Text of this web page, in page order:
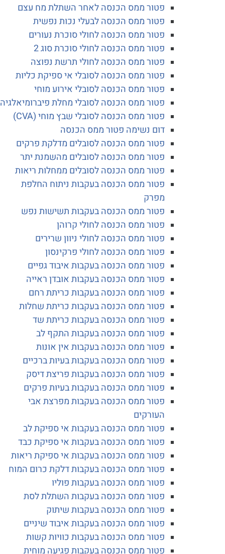
פטור ממס הכנסה לאחר השתלת מח עצם
פטור ממס הכנסה לבעלי נכות נפשית
פטור ממס הכנסה לחולי סוכרת נעורים
פטור ממס הכנסה לחולי סוכרת סוג 2
פטור ממס הכנסה לחולי תרשת נפוצה
פטור ממס הכנסה לסובלי אי ספיקת כליות
פטור ממס הכנסה לסובלי אירוע מוחי
פטור ממס הכנסה לסובלי מחלת פיברומיאלגיה
פטור ממס הכנסה לסובלי שבץ מוחי (CVA)
דום נשימה פטור ממס הכנסה
פטור ממס הכנסה לסובלים מדלקת פרקים
פטור ממס הכנסה לסובלים מהשמנת יתר
פטור ממס הכנסה לסובלים ממחלות ריאות
פטור ממס הכנסה בעקבות ניתוח החלפת
פטור ממס הכנסה בעקבות תשישות נפש
פטור ממס הכנסה לחולי קרוהן
פטור ממס הכנסה לחולי ניוון שרירים
פטור ממס הכנסה לחולי פרקינסון
פטור ממס הכנסה בעקבות איבוד גפיים
פטור ממס הכנסה בעקבות אובדן ראייה
פטור ממס הכנסה בעקבות כריתת רחם
פטור ממס הכנסה בעקבות כריתת שחלות
פטור ממס הכנסה בעקבות כריתת שד
פטור ממס הכנסה בעקבות התקף לב
פטור ממס הכנסה בעקבות אין אונות
פטור ממס הכנסה בעקבות בעיות ברכיים
פטור ממס הכנסה בעקבות פריצת דיסק
פטור ממס הכנסה בעקבות בעיות פרקים
פטור ממס הכנסה בעקבות מפרצת אבי
העורקים
פטור ממס הכנסה בעקבות אי ספיקת לב
פטור ממס הכנסה בעקבות אי ספיקת כבד
פטור ממס הכנסה בעקבות אי ספיקת ריאות
פטור ממס הכנסה בעקבות דלקת כרום המוח
פטור ממס הכנסה בעקבות פוליו
פטור ממס הכנסה בעקבות השתלת לסת
פטור ממס הכנסה בעקבות שיתוק
פטור ממס הכנסה בעקבות איבוד שיניים
פטור ממס הכנסה בעקבות כוויות קשות
פטור ממס הכנסה בעקבות פגיעה מוחית